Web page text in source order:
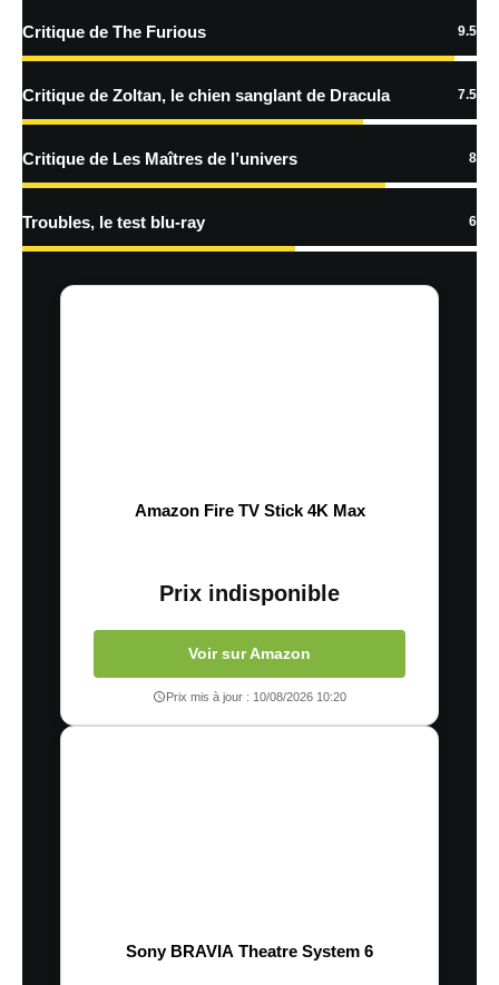
traitées
Critique de The Furious 9.5
Critique de Zoltan, le chien sanglant de Dracula 7.5
Critique de Les Maîtres de l’univers 8
Troubles, le test blu-ray 6
Amazon Fire TV Stick 4K Max
Prix indisponible
Voir sur Amazon
Prix mis à jour : 10/08/2026 10:20
Sony BRAVIA Theatre System 6